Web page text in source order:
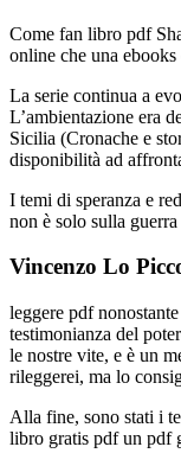
Come fan libro pdf
online che una
La serie continua a
L’ambientazione era
Sicilia (Cronache e
disponibilità ad
I temi di speranza e
non è solo sulla
Vincenzo Lo
leggere pdf
testimonianza del
le nostre vite, e è un
rileggerei, ma lo
Alla fine, sono stati i
libro gratis pdf un pdf